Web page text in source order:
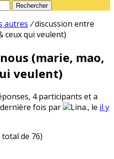
Rechercher
autres /discussion entre
ceux qui veulent)
(marie, mao,
veulent)
4 participants et a
fois par
Lina., le il y
de 76)